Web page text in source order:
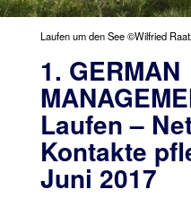
Laufen um den See ©Wilfried
1. GERMAN
Laufen –
Kontakte
Juni 2017